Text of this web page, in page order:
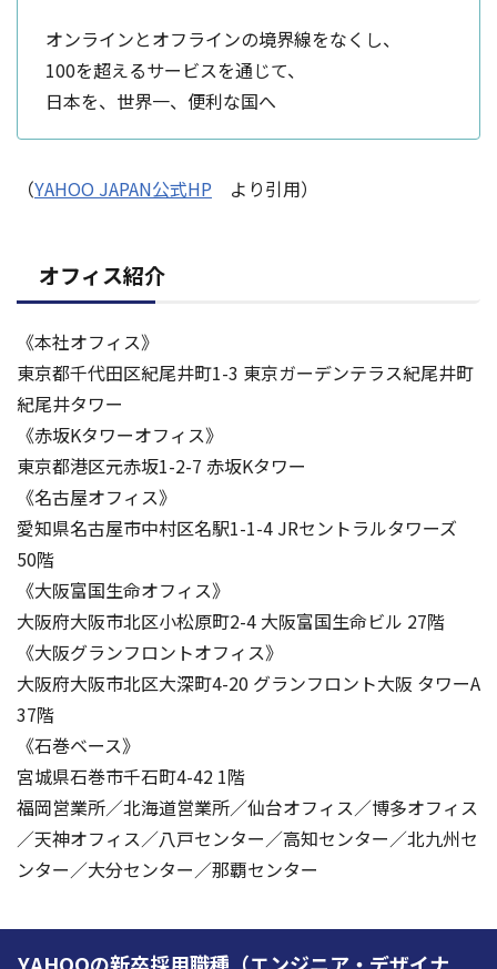
オンラインとオフラインの境界線をなくし、
100を超えるサービスを通じて、
日本を、世界一、便利な国へ
（YAHOO JAPAN公式HP より引用）
オフィス紹介
《本社オフィス》
東京都千代田区紀尾井町1-3 東京ガーデンテラス紀尾井町
紀尾井タワー
《赤坂Kタワーオフィス》
東京都港区元赤坂1-2-7 赤坂Kタワー
《名古屋オフィス》
愛知県名古屋市中村区名駅1-1-4 JRセントラルタワーズ
50階
《大阪富国生命オフィス》
大阪府大阪市北区小松原町2-4 大阪富国生命ビル 27階
《大阪グランフロントオフィス》
大阪府大阪市北区大深町4-20 グランフロント大阪 タワーA
37階
《石巻ベース》
宮城県石巻市千石町4-42 1階
福岡営業所／北海道営業所／仙台オフィス／博多オフィス
／天神オフィス／八戸センター／高知センター／北九州セ
ンター／大分センター／那覇センター